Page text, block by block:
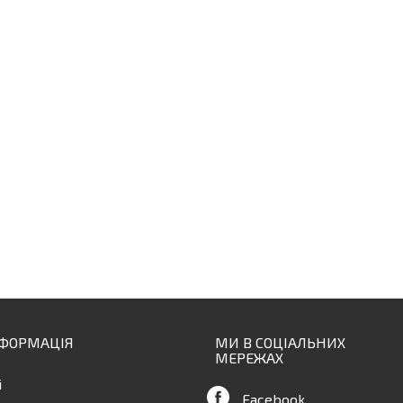
МИ В СОЦІАЛЬНИХ
МЕРЕЖАХ
Facebook